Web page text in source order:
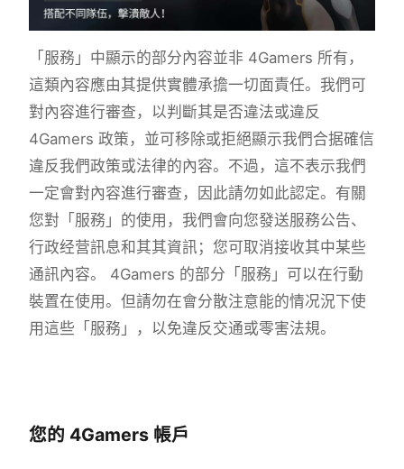
「服務」中顯示的部分內容並非 4Gamers 所有，
這類內容應由其提供實體承擔一切面責任。我們可
對內容進行審查，以判斷其是否違法或違反
4Gamers 政策，並可移除或拒絕顯示我們合据確信
違反我們政策或法律的內容。不過，這不表示我們
一定會對內容進行審查，因此請勿如此認定。有關
您對「服務」的使用，我們會向您發送服務公告、
行政经营訊息和其其資訊；您可取消接收其中某些
通訊內容。 4Gamers 的部分「服務」可以在行動
裝置在使用。但請勿在會分散注意能的情况況下使
用這些「服務」，以免違反交通或零害法規。
您的 4Gamers 帳戶